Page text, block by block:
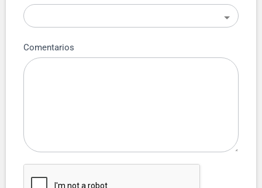
Comentarios